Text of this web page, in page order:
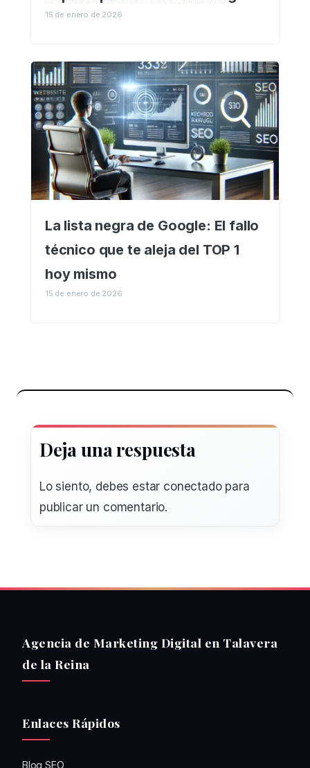
15 de enero de 2026
La lista negra de Google: El fallo
técnico que te aleja del TOP 1
hoy mismo
15 de enero de 2026
Deja una respuesta
Lo siento, debes estar conectadopara
publicar un comentario.
Agencia de Marketing Digital en Talavera
de la Reina
Enlaces Rápidos
Blog SEO